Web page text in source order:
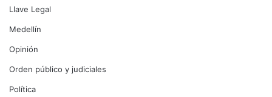
Llave Legal
Medellín
Opinión
Orden público y judiciales
Política